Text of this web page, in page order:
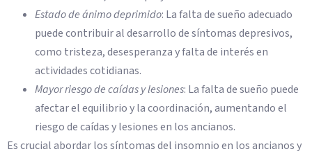
Estado de ánimo deprimido: La falta de sueño adecuado
puede contribuir al desarrollo de síntomas depresivos,
como tristeza, desesperanza y falta de interés en
actividades cotidianas.
Mayor riesgo de caídas y lesiones: La falta de sueño puede
afectar el equilibrio y la coordinación, aumentando el
riesgo de caídas y lesiones en los ancianos.
Es crucial abordar los síntomas del insomnio en los ancianos y